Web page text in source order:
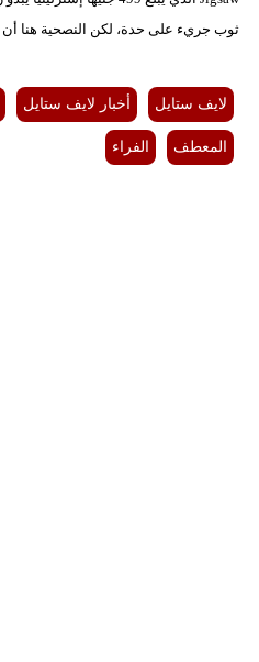
ثوب جريء على حدة، لكن النصحية هنا
لايف ستايل أخبار لايف ستايل
المعطف الفراء